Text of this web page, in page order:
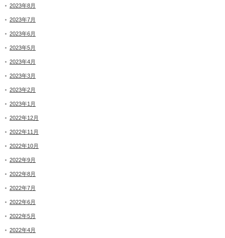
2023年8月
2023年7月
2023年6月
2023年5月
2023年4月
2023年3月
2023年2月
2023年1月
2022年12月
2022年11月
2022年10月
2022年9月
2022年8月
2022年7月
2022年6月
2022年5月
2022年4月